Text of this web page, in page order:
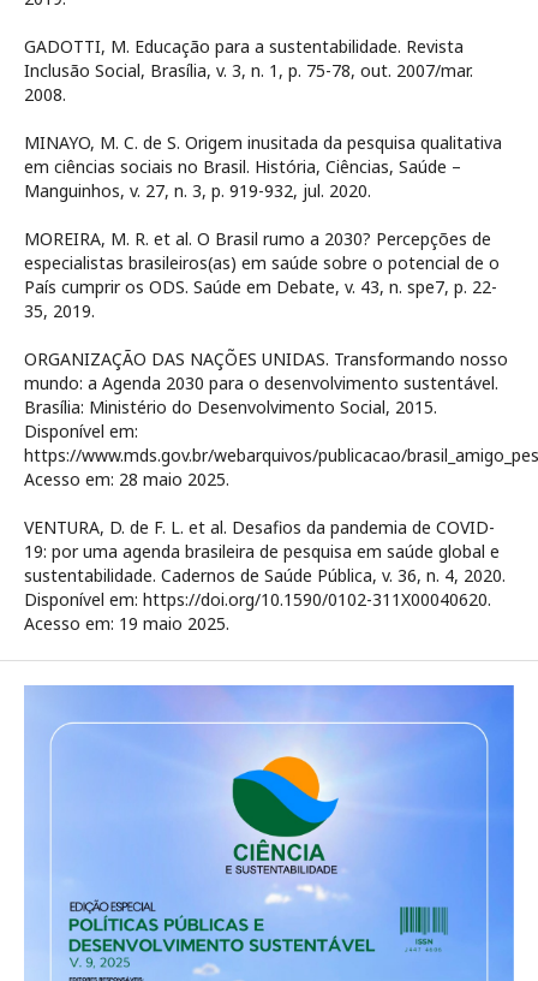
GADOTTI, M. Educação para a sustentabilidade. Revista
Inclusão Social, Brasília, v. 3, n. 1, p. 75-78, out. 2007/mar.
2008.
MINAYO, M. C. de S. Origem inusitada da pesquisa qualitativa
em ciências sociais no Brasil. História, Ciências, Saúde –
Manguinhos, v. 27, n. 3, p. 919-932, jul. 2020.
MOREIRA, M. R. et al. O Brasil rumo a 2030? Percepções de
especialistas brasileiros(as) em saúde sobre o potencial de o
País cumprir os ODS. Saúde em Debate, v. 43, n. spe7, p. 22-
35, 2019.
ORGANIZAÇÃO DAS NAÇÕES UNIDAS. Transformando nosso
mundo: a Agenda 2030 para o desenvolvimento sustentável.
Brasília: Ministério do Desenvolvimento Social, 2015.
Disponível em:
https://www.mds.gov.br/webarquivos/publicacao/
Acesso em: 28 maio 2025.
VENTURA, D. de F. L. et al. Desafios da pandemia de COVID-
19: por uma agenda brasileira de pesquisa em saúde global e
sustentabilidade. Cadernos de Saúde Pública, v. 36, n. 4, 2020.
Disponível em: https://doi.org/10.1590/0102-311X00040620.
Acesso em: 19 maio 2025.